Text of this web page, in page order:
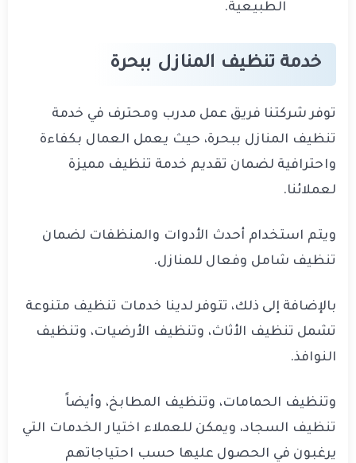
الطبيعية.
خدمة تنظيف المنازل ببحرة
توفر شركتنا فريق عمل مدرب ومحترف في خدمة
تنظيف المنازل ببحرة، حيث يعمل العمال بكفاءة
واحترافية لضمان تقديم خدمة تنظيف مميزة
لعملائنا.
ويتم استخدام أحدث الأدوات والمنظفات لضمان
تنظيف شامل وفعال للمنازل.
بالإضافة إلى ذلك، تتوفر لدينا خدمات تنظيف متنوعة
تشمل تنظيف الأثاث، وتنظيف الأرضيات، وتنظيف
النوافذ.
وتنظيف الحمامات، وتنظيف المطابخ، وأيضاً
تنظيف السجاد، ويمكن للعملاء اختيار الخدمات التي
يرغبون في الحصول عليها حسب احتياجاتهم